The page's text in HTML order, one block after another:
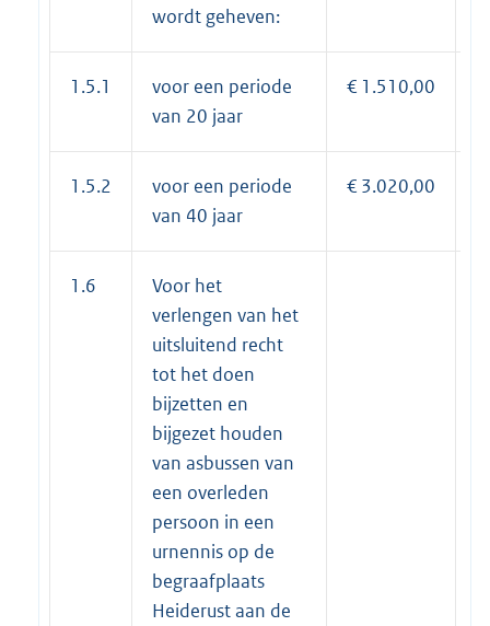
wordt geheven:
1.5.1
voor een periode
van 20 jaar
€ 1.510,00
1.5.2
voor een periode
van 40 jaar
€ 3.020,00
1.6
Voor het
verlengen van het
uitsluitend recht
tot het doen
bijzetten en
bijgezet houden
van asbussen van
een overleden
persoon in een
urnennis op de
begraafplaats
Heiderust aan de